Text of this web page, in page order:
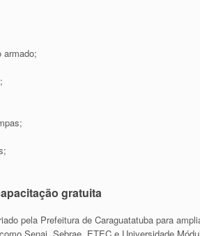
armado;
gratuita
pela Prefeitura de Caraguatatuba para